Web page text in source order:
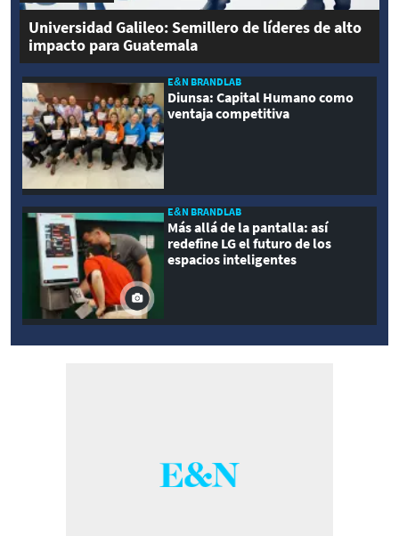
Universidad Galileo: Semillero de líderes de alto
impacto para Guatemala
E&N BRANDLAB
Diunsa: Capital Humano como
ventaja competitiva
E&N BRANDLAB
Más allá de la pantalla: así
redefine LG el futuro de los
espacios inteligentes